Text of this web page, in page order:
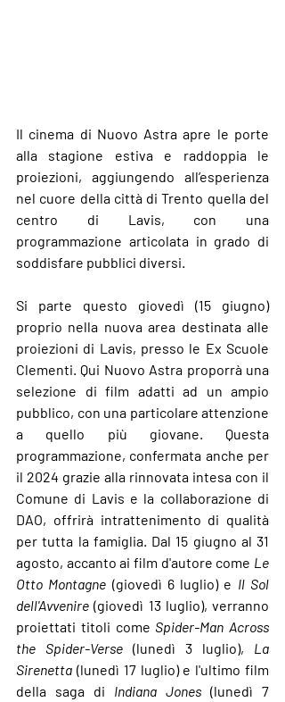
Il cinema di Nuovo Astra apre le porte
alla stagione estiva e raddoppia le
proiezioni, aggiungendo all’esperienza
nel cuore della città di Trento quella del
centro di Lavis, con una
programmazione articolata in grado di
soddisfare pubblici diversi.
Si parte questo giovedì (15 giugno)
proprio nella nuova area destinata alle
proiezioni di Lavis, presso le Ex Scuole
Clementi . Qui Nuovo Astra proporrà una
selezione di film adatti ad un ampio
pubblico, con una particolare attenzione
a quello più giovane. Questa
programmazione, confermata anche per
Comune di Lavis
DAO, offrirà intrattenimento di qualità
per tutta la famiglia. Dal 15 giugno al 31
agosto, accanto ai film d'autore come Le
Otto Montagne (giovedì 6 luglio) e Il Sol
dell'Avvenire (giovedì 13 luglio), verranno
proiettati titoli come Spider-Man Across
the Spider-Verse (lunedì 3 luglio), La
Sirenetta (lunedì 17 luglio) e l'ultimo film
della saga di Indiana Jones (lunedì 7